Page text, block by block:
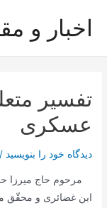
اخبار و
تفسیر
عسکری
دیدگاه‌ خود را بنویسید
مرحوم حاج میرزا
ابن غضائرى و محقّق